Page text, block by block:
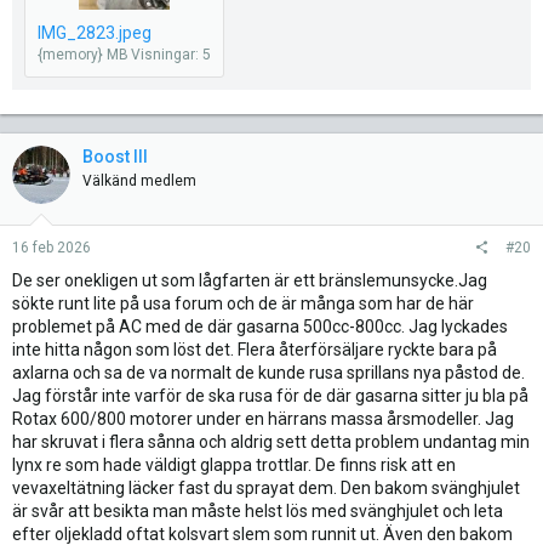
IMG_2823.jpeg
{memory} MB Visningar: 5
Boost III
Välkänd medlem
16 feb 2026 #20
De ser onekligen ut som lågfarten är ett bränslemunsycke.Jag
sökte runt lite på usa forum och de är många som har de här
problemet på AC med de där gasarna 500cc-800cc. Jag lyckades
inte hitta någon som löst det. Flera återförsäljare ryckte bara på
axlarna och sa de va normalt de kunde rusa sprillans nya påstod de.
Jag förstår inte varför de ska rusa för de där gasarna sitter ju bla på
Rotax 600/800 motorer under en härrans massa årsmodeller. Jag
har skruvat i flera sånna och aldrig sett detta problem undantag min
lynx re som hade väldigt glappa trottlar. De finns risk att en
vevaxeltätning läcker fast du sprayat dem. Den bakom svänghjulet
är svår att besikta man måste helst lös med svänghjulet och leta
efter oljekladd oftat kolsvart slem som runnit ut. Även den bakom